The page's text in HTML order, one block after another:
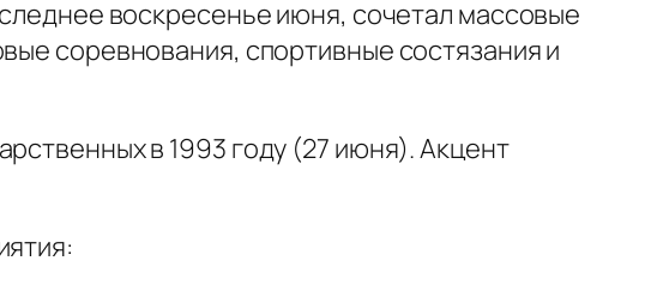
воскресенье июня, сочетал массовые
соревнования, спортивные состязания и
в 1993 году (27 июня). Акцент